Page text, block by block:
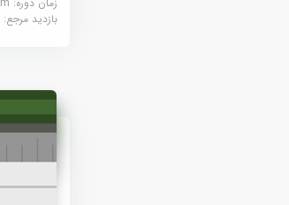
بازدید مرجع: